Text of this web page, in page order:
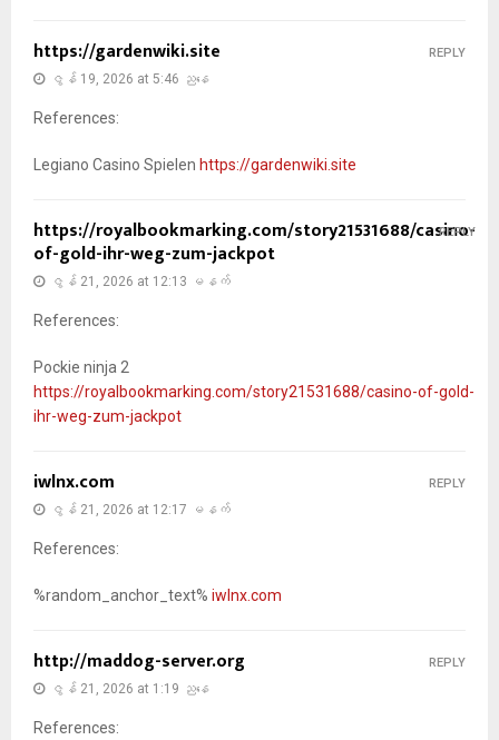
https://gardenwiki.site
ဇွန် 19, 2026 at 5:46 ညနေ
References:
Legiano Casino Spielen https://gardenwiki.site
REPLY
https://royalbookmarking.com/story21531688/casino-
of-gold-ihr-weg-zum-jackpot
ဇွန် 21, 2026 at 12:13 မနက်
References:
Pockie ninja 2
https://royalbookmarking.com/story21531688/casino-of-gold-
ihr-weg-zum-jackpot
REPLY
iwlnx.com
ဇွန် 21, 2026 at 12:17 မနက်
References:
%random_anchor_text% iwlnx.com
REPLY
http://maddog-server.org
ဇွန် 21, 2026 at 1:19 ညနေ
References:
REPLY